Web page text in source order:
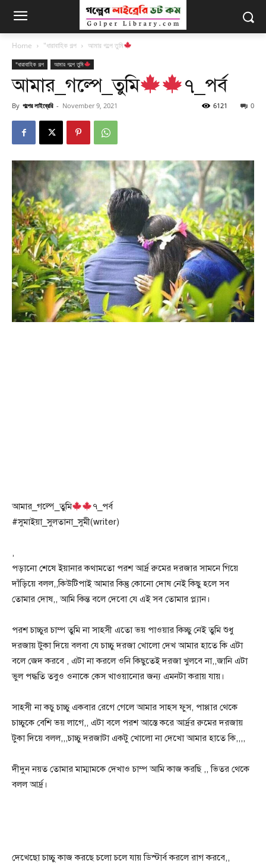
Home "ধারাবাহিক গল্প আমার গল্পে তুমি
"ধারাবাহিক গল্প আমার গল্পে তুমি
আমার_গল্পে_তুমি ৭_পর্ব
By গল্পের লাইব্রেরি - November 9, 2021 0
6121
আমার_গল্পে_তুমি
৭_পর্ব
#সুমাইয়া_সুলতানা_সুমী(writer)
,
পড়ানো শেষে ইয়ানার কথামতো পরশ আর্দ্র রুমের দরজার সামনে গিয়ে
দাঁড়িয়ে বলল,,কিউটিপাই আমার কিন্তু কোনো দোষ নেই কিছু হলে সব
তোমার দোষ,, আমি কিন্ত বলে দেবো যে এই সব তোমার প্ল্যান।
পরশ চাচ্চুর চাম্প তুমি না সাহসী এতো ভয় পাওয়ার কিচ্ছু নেই তুমি শুধু
দরজায় টুকা দিয়ে বলবা যে চাচ্চু দরজা খোলো দেখ আমার হাতে কি এটা
বলে জেদ করবে , এটা না করলে ওনি কিছুতেই দরজা খুলবে না,,জানি এটা
ভুল পদ্ধতি তবুও ওনাকে কেস খাওয়ানোর জন্য এমনটা করায় যায়।
সাহসী না কচু চাচ্চু একবার রেগে গেলে আমার সাহস ফুস, পাপ্পার থেকে
চাচ্চুকে বেশি ভয় লাগে,, এটা বলে পরশ আস্তে করে আর্দ্রর রুমের দরজায়
টুকা দিয়ে বলল,,,চাচ্চু দরজাটা একটু খোলো না দেখো আমার হাতে কি,,,,
দীদুন নয়ত তোমার মাম্মামকে দেখাও চাম্প আমি কাজ করছি ,, ভিতর থেকে
বলল আর্দ্র।
দেখেছো চাচ্চু কাজ করছে চলো চলে যায় ডিস্টার্ব করলে রাগ করবে,,